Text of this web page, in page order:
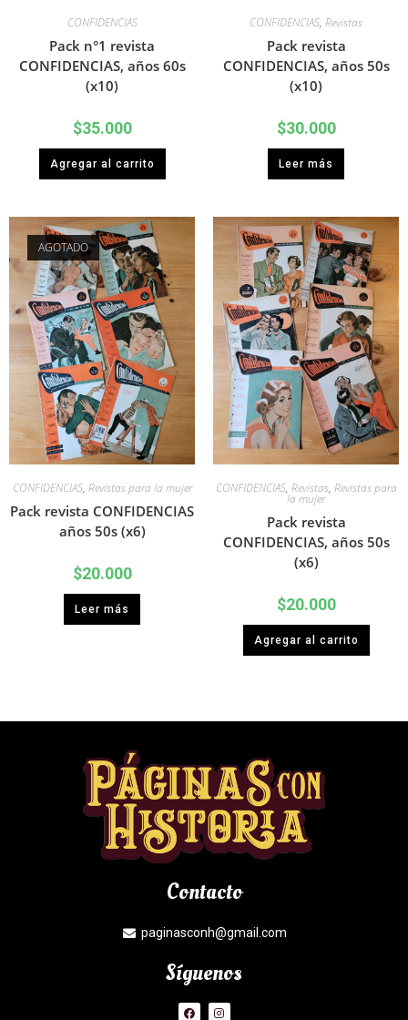
CONFIDENCIAS
Pack n°1 revista
CONFIDENCIAS, años 60s
(x10)
$35.000
Agregar al carrito
CONFIDENCIAS, Revistas
Pack revista
CONFIDENCIAS, años 50s
(x10)
$30.000
Leer más
AGOTADO
CONFIDENCIAS, Revistas para la mujer
Pack revista CONFIDENCIAS
años 50s (x6)
$20.000
Leer más
CONFIDENCIAS, Revistas, Revistas para
la mujer
Pack revista
CONFIDENCIAS, años 50s
(x6)
$20.000
Agregar al carrito
Contacto
paginasconh@gmail.com
Síguenos